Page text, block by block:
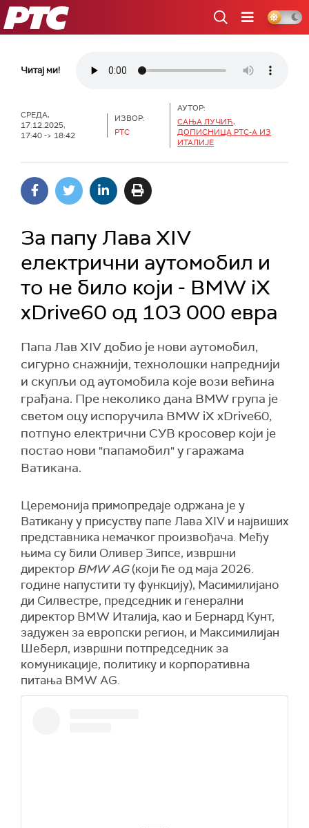
РТС
Читај ми!
СРЕДА,
17.12.2025,
17:40 -> 18:42
ИЗВОР:
РТС
АУТОР:
САЊА ЛУЧИЋ,
ДОПИСНИЦА РТС-А ИЗ
ИТАЛИЈЕ
За папу Лава XIV
електрични аутомобил и
то не било који - BMW iX
xDrive60 од 103 000 евра
Папа Лав XIV добио је нови аутомобил,
сигурно снажнији, технолошки напреднији
и скупљи од аутомобила које вози већина
грађана. Пре неколико дана BMW група је
светом оцу испоручила BMW iX xDrive60,
потпуно електрични СУВ кросовер који је
постао нови "папамобил" у гаражама
Ватикана.
Церемонија примопредаје одржана је у
Ватикану у присуству папе Лава XIV и највиших
представника немачког произвођача. Међу
њима су били Оливер Зипсе, извршни
директор BMW AG(који ће од маја 2026.
године напустити ту функцију), Масимилијано
ди Силвестре, председник и генерални
директор BMW Италија, као и Бернард Кунт,
задужен за европски регион, и Максимилијан
Шеберл, извршни потпредседник за
комуникације, политику и корпоративна
питања BMW AG.